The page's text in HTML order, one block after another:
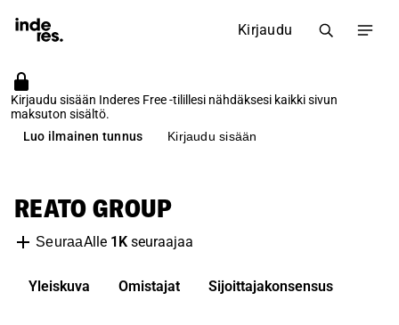
Kirjaudu
Kirjaudu sisään Inderes Free -tilillesi nähdäksesi kaikki sivun
maksuton sisältö.
Luo ilmainen tunnus
Kirjaudu sisään
REATO GROUP
SeuraaAlle 1Kseuraajaa
Yleiskuva Omistajat Sijoittajakonsensus